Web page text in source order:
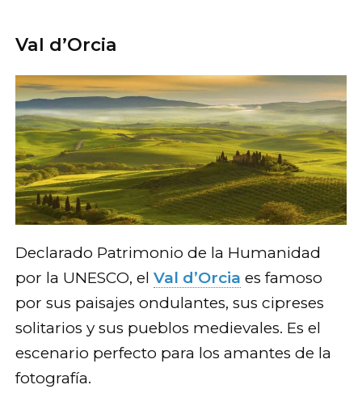
Val d’Orcia
Declarado Patrimonio de la Humanidad
por la UNESCO, el Val d’Orcia es famoso
por sus paisajes ondulantes, sus cipreses
solitarios y sus pueblos medievales. Es el
escenario perfecto para los amantes de la
fotografía.